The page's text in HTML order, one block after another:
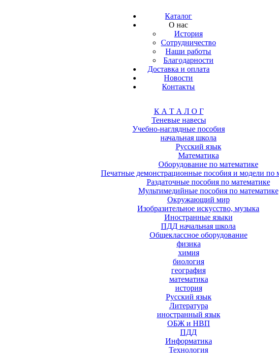
Каталог
О нас
История
Сотрудничество
Наши работы
Благодарности
Доставка и оплата
Новости
Контакты
К А Т А Л О Г
Теневые навесы
Учебно-наглядные пособия
начальная школа
Русский язык
Математика
Оборудование по математике
Печатные демонстрационные пособия и модели по
Раздаточные пособия по математике
Мультимедийные пособия по математике
Окружающий мир
Изобразительное искусство, музыка
Иностранные языки
ПДД начальная школа
Общеклассное оборудование
физика
химия
биология
география
математика
история
Русский язык
Литература
иностранный язык
ОБЖ и НВП
ПДД
Информатика
Технология